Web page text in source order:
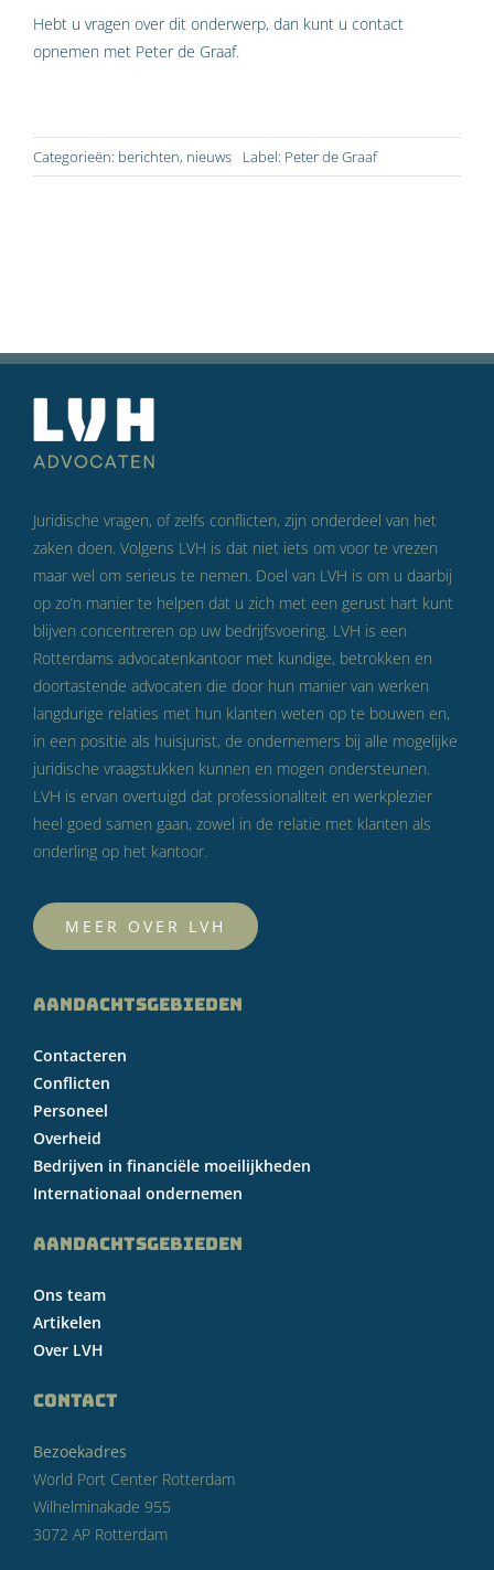
Hebt u vragen over dit onderwerp, dan kunt u contact
opnemen met Peter de Graaf.
Categorieën: berichten, nieuws Label: Peter de Graaf
Juridische vragen, of zelfs conflicten, zijn onderdeel van het
zaken doen. Volgens LVH is dat niet iets om voor te vrezen
maar wel om serieus te nemen. Doel van LVH is om u daarbij
op zo’n manier te helpen dat u zich met een gerust hart kunt
blijven concentreren op uw bedrijfsvoering. LVH is een
Rotterdams advocatenkantoor met kundige, betrokken en
doortastende advocaten die door hun manier van werken
langdurige relaties met hun klanten weten op te bouwen en,
in een positie als huisjurist, de ondernemers bij alle mogelijke
juridische vraagstukken kunnen en mogen ondersteunen.
LVH is ervan overtuigd dat professionaliteit en werkplezier
heel goed samen gaan, zowel in de relatie met klanten als
onderling op het kantoor.
MEER OVER LVH
AANDACHTSGEBIEDEN
Contacteren
Conflicten
Personeel
Overheid
Bedrijven in financiële moeilijkheden
Internationaal ondernemen
AANDACHTSGEBIEDEN
Ons team
Artikelen
Over LVH
CONTACT
Bezoekadres
World Port Center Rotterdam
Wilhelminakade 955
3072 AP Rotterdam